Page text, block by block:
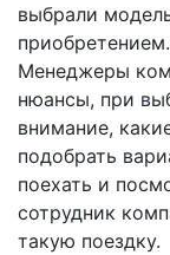
выбрали
приобретением.
Менеджеры
нюансы, при
внимание,
подобрать
поехать и
сотрудник
такую поездку.